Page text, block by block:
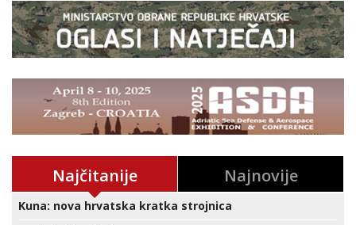
Najčitanije Najnovije
Kuna: nova hrvatska kratka strojnica